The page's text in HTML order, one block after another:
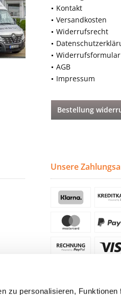
zu personalisieren, Funktionen
Kontakt
Versandkosten
Widerrufsrecht
Widerrufsformular
AGB
Impressum
Bestellung
Unsere